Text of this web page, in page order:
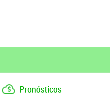
Pronósticos